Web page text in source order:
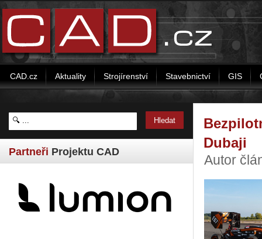
CAD.cz Aktuality Strojírenství Stavebnictví GIS
Partneři Projektu CAD
Dubaji
Autor